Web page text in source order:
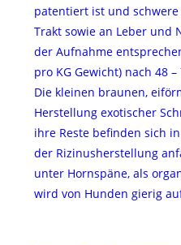
patentiert ist und schwere
Trakt sowie an Leber und
der Aufnahme
pro KG Gewicht) nach 48
Die kleinen braunen,
Herstellung exotischer
ihre Reste befinden sich
der Rizinusherstellung
unter Hornspäne, als
wird von Hunden gierig